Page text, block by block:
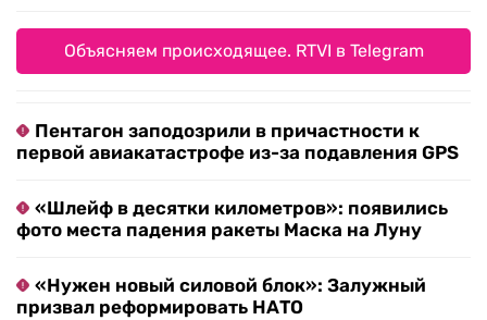
Объясняем происходящее. RTVI в Telegram
Пентагон заподозрили в причастности к
первой авиакатастрофе из-за подавления GPS
«Шлейф в десятки километров»: появились
фото места падения ракеты Маска на Луну
«Нужен новый силовой блок»: Залужный
призвал реформировать НАТО